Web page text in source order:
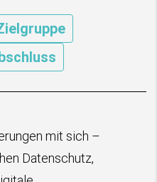
mit sich –
Datenschutz,